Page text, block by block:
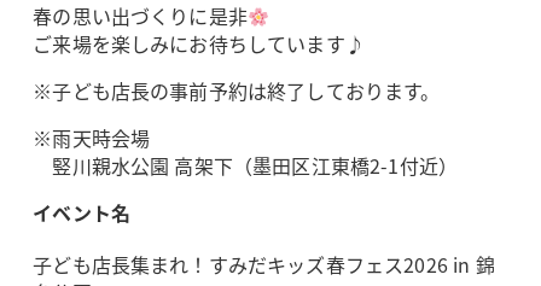
春の思い出づくりに是非
ご来場を楽しみにお待ちしています♪
※子ども店長の事前予約は終了しております。
※雨天時会場
竪川親水公園 高架下（墨田区江東橋2-1付近）
イベント名
子ども店長集まれ！すみだキッズ春フェス2026 in 錦